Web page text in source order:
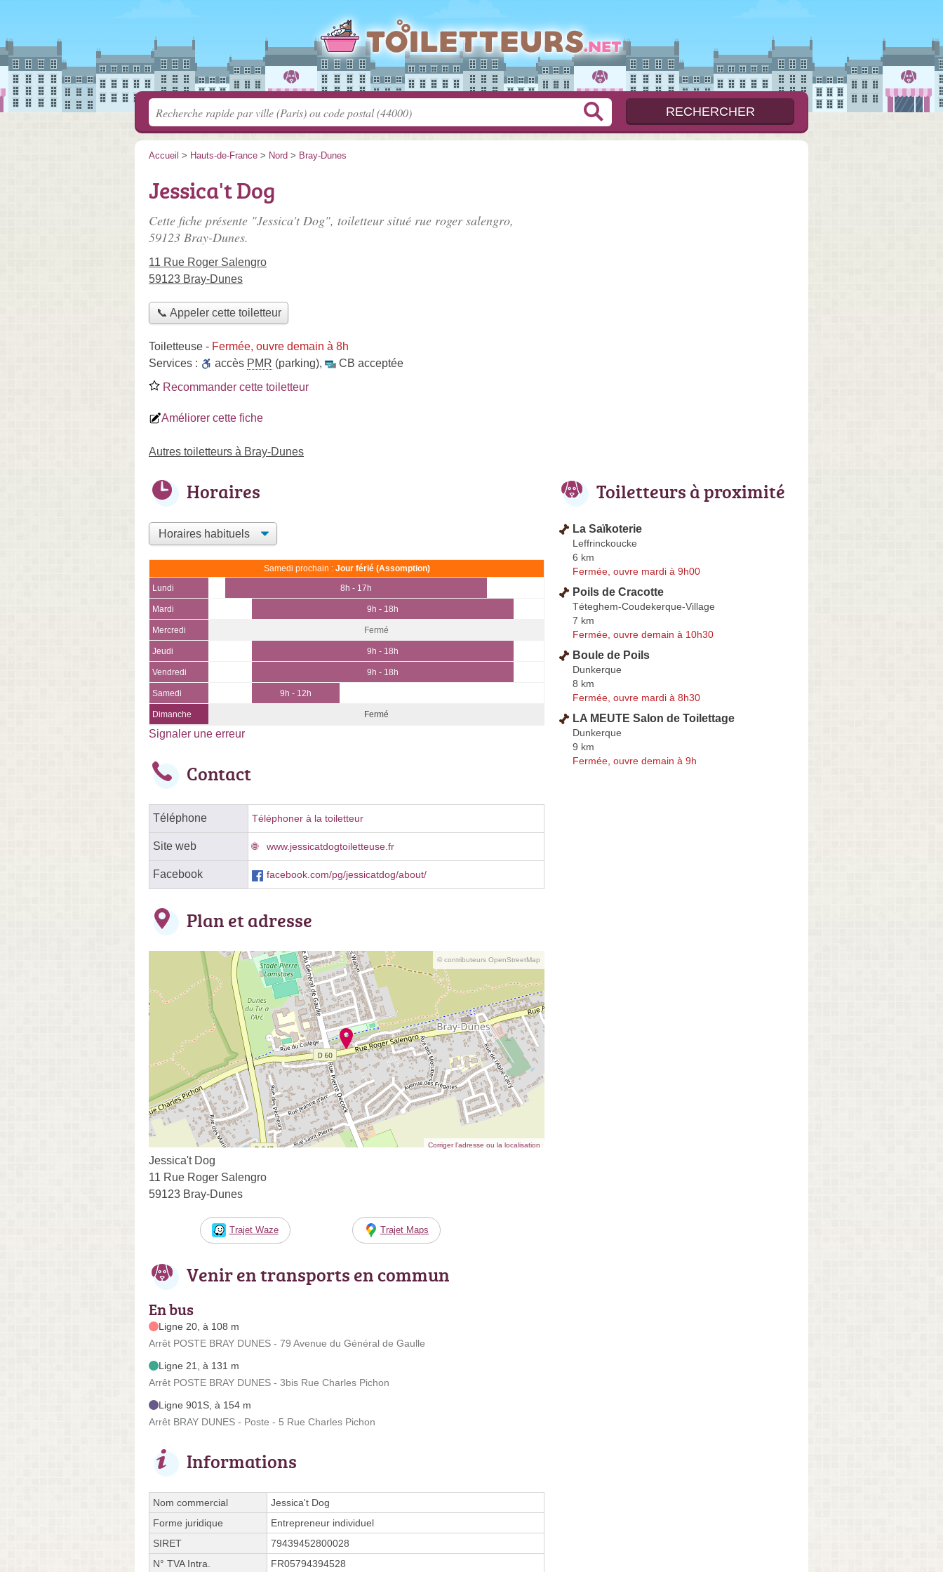
Accueil > Hauts-de-France > Nord > Bray-Dunes
Jessica't Dog
Cette fiche présente "Jessica't Dog", toiletteur situé rue roger salengro,
59123 Bray-Dunes.
11 Rue Roger Salengro
59123 Bray-Dunes
📞 Appeler cette toiletteur
Toiletteuse - Fermée, ouvre demain à 8h
Services :
accès PMR (parking),
CB acceptée
Recommander cette toiletteur
Améliorer cette fiche
Autres toiletteurs à Bray-Dunes
Horaires
Samedi prochain : Jour férié (Assomption)
Lundi 8h - 17h
Mardi 9h - 18h
Mercredi Fermé
Jeudi 9h - 18h
Vendredi 9h - 18h
Samedi 9h - 12h
Dimanche Fermé
Signaler une erreur
Contact
Téléphone Téléphoner à la toiletteur
Site web www.jessicatdogtoiletteuse.fr
Facebook facebook.com/pg/jessicatdog/about/
Plan et adresse
© contributeurs OpenStreetMap
Corriger l’adresse ou la localisation
Jessica't Dog
11 Rue Roger Salengro
59123 Bray-Dunes
Trajet Waze Trajet Maps
Venir en transports en commun
En bus
Ligne 20, à 108 m
Arrêt POSTE BRAY DUNES - 79 Avenue du Général de Gaulle
Ligne 21, à 131 m
Arrêt POSTE BRAY DUNES - 3bis Rue Charles Pichon
Ligne 901S, à 154 m
Arrêt BRAY DUNES - Poste - 5 Rue Charles Pichon
Informations
Nom commercial
Jessica't Dog
Forme juridique
Entrepreneur individuel
SIRET
79439452800028
N° TVA Intra.
FR05794394528
Toiletteurs à proximité
La Saïkoterie
Leffrinckoucke
6 km
Fermée, ouvre mardi à 9h00
Poils de Cracotte
Téteghem-Coudekerque-Village
7 km
Fermée, ouvre demain à 10h30
Boule de Poils
Dunkerque
8 km
Fermée, ouvre mardi à 8h30
LA MEUTE Salon de Toilettage
Dunkerque
9 km
Fermée, ouvre demain à 9h